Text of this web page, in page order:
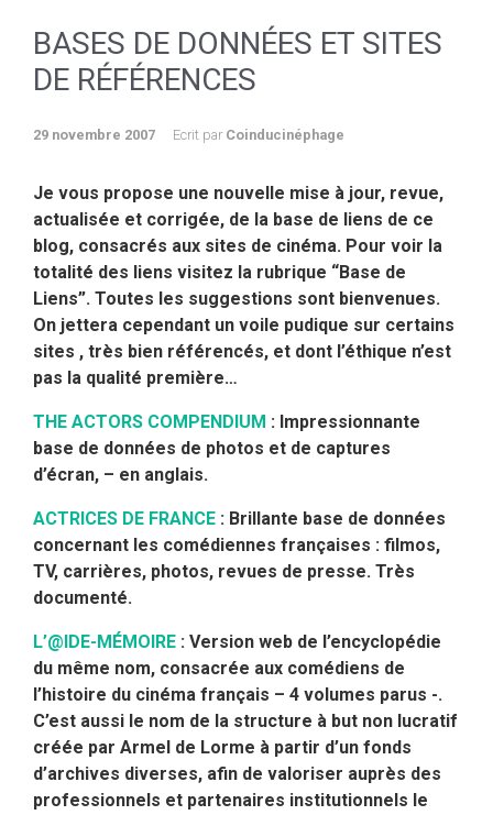
BASES DE DONNÉES ET SITES
DE RÉFÉRENCES
29 novembre 2007 Ecrit par Coinducinéphage
Je vous propose une nouvelle mise à jour, revue,
actualisée et corrigée, de la base de liens de ce
blog, consacrés aux sites de cinéma. Pour voir la
totalité des liens visitez la rubrique “Base de
Liens”. Toutes les suggestions sont bienvenues.
On jettera cependant un voile pudique sur certains
sites , très bien référencés, et dont l’éthique n’est
pas la qualité première…
THE ACTORS COMPENDIUM : Impressionnante
base de données de photos et de captures
d’écran, – en anglais.
ACTRICES DE FRANCE : Brillante base de données
concernant les comédiennes françaises : filmos,
TV, carrières, photos, revues de presse. Très
documenté.
L’@IDE-MÉMOIRE : Version web de l’encyclopédie
du même nom, consacrée aux comédiens de
l’histoire du cinéma français – 4 volumes parus -.
C’est aussi le nom de la structure à but non lucratif
créée par Armel de Lorme à partir d’un fonds
d’archives diverses, afin de valoriser auprès des
professionnels et partenaires institutionnels le